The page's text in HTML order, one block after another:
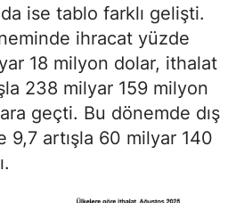
ise tablo farklı gelişti.
ihracat yüzde
18 milyon dolar, ithalat
238 milyar 159 milyon
geçti. Bu dönemde dış
9,7 artışla 60 milyar 140